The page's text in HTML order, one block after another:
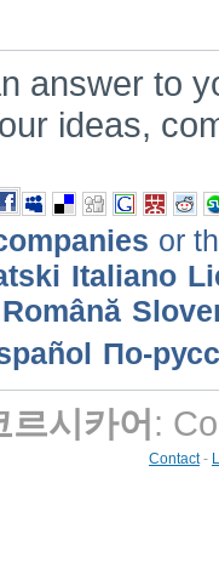
answer to
ideas,
or
Italiano
Română
По-
시카어 :
Contact-